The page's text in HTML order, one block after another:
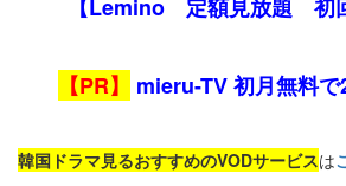
【Lemino 定額見放題 初
【PR】 mieru-TV 初月無料で
韓国ドラマ見るおすすめのVODサービスは